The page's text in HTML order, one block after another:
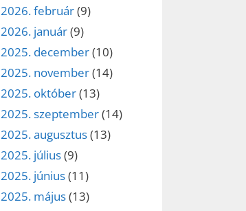
2026. február(9)
2026. január(9)
2025. december(10)
2025. november(14)
2025. október(13)
2025. szeptember(14)
2025. augusztus(13)
2025. július(9)
2025. június(11)
2025. május(13)